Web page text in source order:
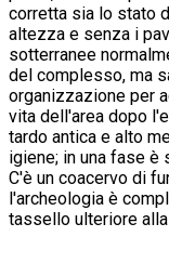
corretta sia lo stato
altezza e senza i
sotterranee
del complesso, ma
organizzazione per
vita dell'area dopo
tardo antica e alto
igiene; in una fase è
C'è un coacervo di
l'archeologia è
tassello ulteriore